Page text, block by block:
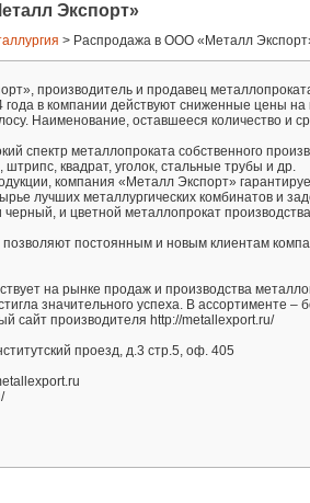
Экспорт»
> Распродажа в ООО «Металл
производитель и продавец
в компании действуют сниженные цены
Наименование, оставшееся количество и
спектр металлопроката собственного
штрипс, квадрат, уголок, стальные трубы и др.
компания «Металл Экспорт»
лучших металлургических комбинатов и
и цветной металлопрокат
позволяют постоянным и новым клиентам
на рынке продаж и производства
значительного успеха. В ассортименте –
сайт производителя http://metallexport.ru/
проезд, д.3 стр.5, оф. 405